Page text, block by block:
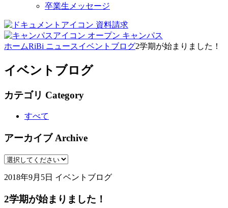
卒業生メッセージ
資料請求
オープン キャンパス
ホームRiBi ニュースイベントブログ2学期が始まりました！
イベントブログ
カテゴリ Category
すべて
アーカイブ Archive
2018年9月5日 イベントブログ
2学期が始まりました！